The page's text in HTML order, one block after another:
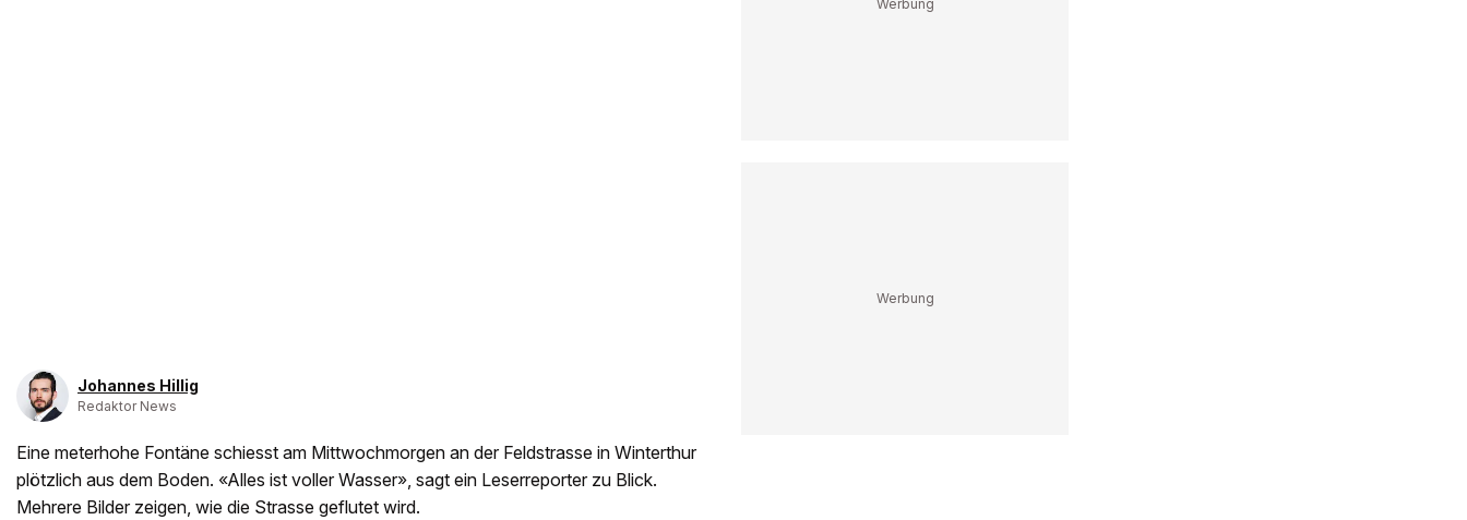
Johannes Hillig
Redaktor News
Eine meterhohe Fontäne schiesst am Mittwochmorgen an der Feldstrasse in Winterthur
plötzlich aus dem Boden. «Alles ist voller Wasser», sagt ein Leserreporter zu Blick.
Mehrere Bilder zeigen, wie die Strasse geflutet wird.